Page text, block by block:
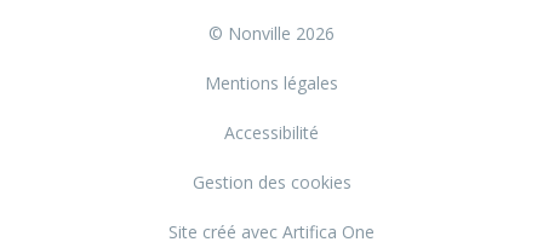
© Nonville 2026
Mentions légales
Accessibilité
Gestion des cookies
Site créé avec Artifica One